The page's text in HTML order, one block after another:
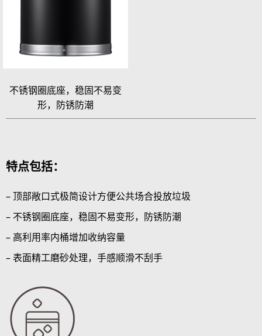
不锈钢圈底座，稳固不易变
形，防锈防潮
特点包括：
– 顶部敞口式极简设计方便公共场合投放垃圾
– 不锈钢圈底座，稳固不易变形，防锈防潮
– 高利用率内桶增加收纳容量
– 表面精工磨砂处理，手感顺滑不刮手